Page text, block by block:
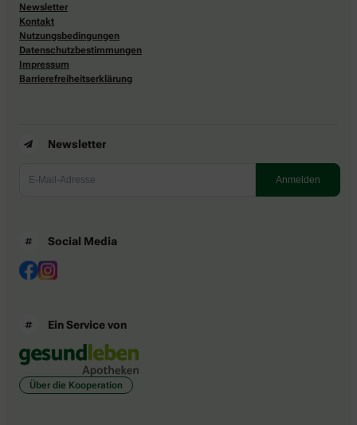
Newsletter
Kontakt
Nutzungsbedingungen
Datenschutzbestimmungen
Impressum
Barrierefreiheitserklärung
Newsletter
Social Media
Ein Service von
Über die Kooperation